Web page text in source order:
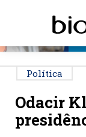
Política
Odacir